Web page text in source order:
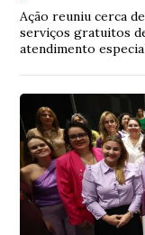
Ação reuniu cerca
serviços gratuitos
atendimento